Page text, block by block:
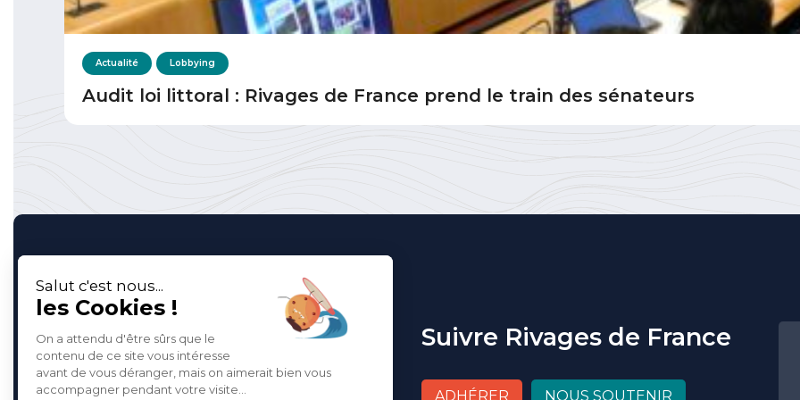
Actualité Lobbying
Audit loi littoral : Rivages de France prend le train des sénateurs
Suivre Rivages de France
ADHÉRER NOUS SOUTENIR